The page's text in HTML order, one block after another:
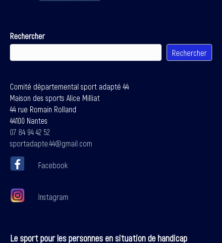
Rechercher
Rechercher
Comité départemental sport adapté 44
Maison des sports Alice Milliat
44 rue Romain Rolland
44100 Nantes
07 84 94 42 52
sportadapte.44@gmail.com
Facebook
Instagram
Le sport pour les personnes en situation de handicap